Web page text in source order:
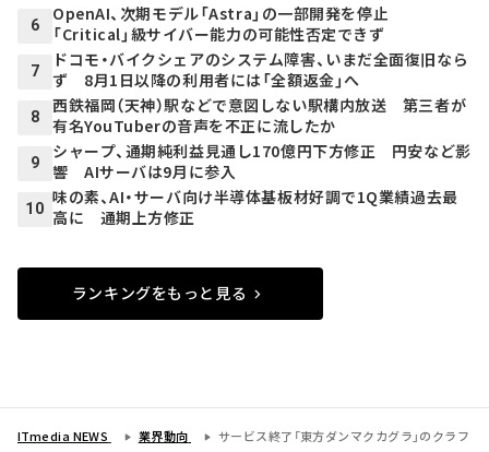
6
OpenAI、次期モデル「Astra」の一部開発を停止
「Critical」級サイバー能力の可能性否定できず
7
ドコモ・バイクシェアのシステム障害、いまだ全面復旧なら
ず 8月1日以降の利用者には「全額返金」へ
8
西鉄福岡（天神）駅などで意図しない駅構内放送 第三者が
有名YouTuberの音声を不正に流したか
9
シャープ、通期純利益見通し170億円下方修正 円安など影
響 AIサーバは9月に参入
10
味の素、AI・サーバ向け半導体基板材好調で1Q業績過去最
高に 通期上方修正
ランキングをもっと見る
ITmedia NEWS 業界動向 サービス終了「東方ダンマクカグラ」のクラフ